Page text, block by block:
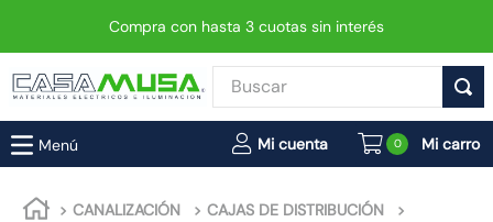
Compra con hasta 3 cuotas sin interés
Buscar
0
CANALIZACIÓN
CAJAS DE DISTRIBUCIÓN
TÉRMINOS MÁS BUSCADOS
1.
interruptor
2.
enchufe